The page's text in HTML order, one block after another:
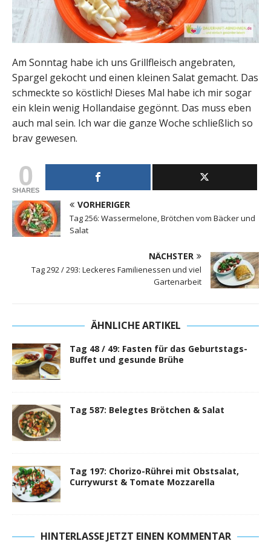
Am Sonntag habe ich uns Grillfleisch angebraten,
Spargel gekocht und einen kleinen Salat gemacht. Das
schmeckte so köstlich! Dieses Mal habe ich mir sogar
ein klein wenig Hollandaise gegönnt. Das muss eben
auch mal sein. Ich war die ganze Woche schließlich so
brav gewesen.
0
SHARES
VORHERIGER
Tag 256: Wassermelone, Brötchen vom Bäcker und
Salat
NÄCHSTER
Tag 292 / 293: Leckeres Familienessen und viel
Gartenarbeit
ÄHNLICHE ARTIKEL
Tag 48 / 49: Fasten für das Geburtstags-
Buffet und gesunde Brühe
Tag 587: Belegtes Brötchen & Salat
Tag 197: Chorizo-Rührei mit Obstsalat,
Currywurst & Tomate Mozzarella
HINTERLASSE JETZT EINEN KOMMENTAR